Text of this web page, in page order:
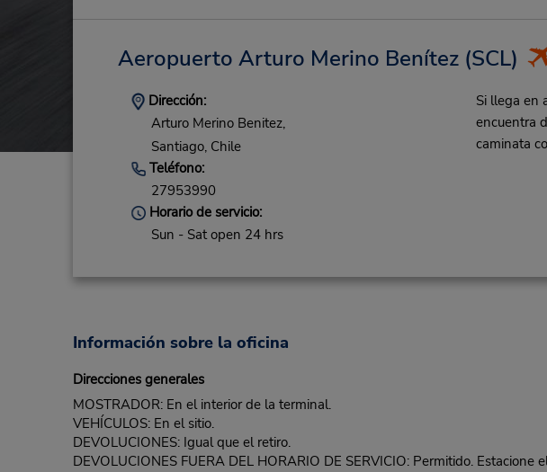
Aeropuerto Arturo Merino Benítez(SCL)
Dirección:
Arturo Merino Benitez,
Santiago, Chile
Teléfono:
27953990
Horario de servicio:
Sun - Sat open 24 hrs
Si llega en
encuentra
caminata
Información sobre la oficina
Direcciones generales
MOSTRADOR: En el interior de la terminal.
VEHÍCULOS: En el sitio.
DEVOLUCIONES: Igual que el retiro.
DEVOLUCIONES FUERA DEL HORARIO DE SERVICIO: Permitido.